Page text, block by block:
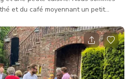
et du café moyennant un petit
Vous pouvez contacter l'hôte pour
la disponibilité.